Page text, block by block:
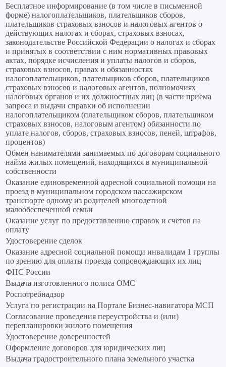
Бесплатное информирование (в том числе в письменной
форме) налогоплательщиков, плательщиков сборов,
плательщиков страховых взносов и налоговых агентов о
действующих налогах и сборах, страховых взносах,
законодательстве Российской Федерации о налогах и сборах
и принятых в соответствии с ним нормативных правовых
актах, порядке исчисления и уплаты налогов и сборов,
страховых взносов, правах и обязанностях
налогоплательщиков, плательщиков сборов, плательщиков
страховых взносов и налоговых агентов, полномочиях
налоговых органов и их должностных лиц (в части приема
запроса и выдачи справки об исполнении
налогоплательщиком (плательщиком сборов, плательщиком
страховых взносов, налоговым агентом) обязанности по
уплате налогов, сборов, страховых взносов, пеней, штрафов,
процентов)
Обмен нанимателями занимаемых по договорам социального
найма жилых помещений, находящихся в муниципальной
собственности
Оказание единовременной адресной социальной помощи на
проезд в муниципальном городском пассажирском
транспорте одному из родителей многодетной
малообеспеченной семьи
Оказание услуг по предоставлению справок и счетов на
оплату
Удостоверение сделок
Оказание адресной социальной помощи инвалидам 1 группы
по зрению для оплаты проезда сопровождающих их лиц
ФНС России
Выдача изготовленного полиса ОМС
Роспотребнадзор
Услуга по регистрации на Портале Бизнес-навигатора МСП
Согласование проведения переустройства и (или)
перепланировки жилого помещения
Удостоверение доверенностей
Оформление договоров для юридических лиц
Выдача градостроительного плана земельного участка